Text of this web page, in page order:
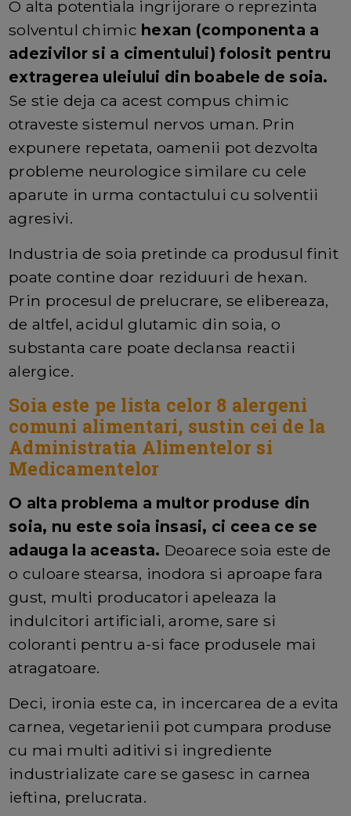
O alta potentiala ingrijorare o reprezinta
solventul chimic hexan (componenta a
adezivilor si a cimentului) folosit pentru
extragerea uleiului din boabele de soia.
Se stie deja ca acest compus chimic
otraveste sistemul nervos uman. Prin
expunere repetata, oamenii pot dezvolta
probleme neurologice similare cu cele
aparute in urma contactului cu solventii
agresivi.
Industria de soia pretinde ca produsul finit
poate contine doar reziduuri de hexan.
Prin procesul de prelucrare, se elibereaza,
de altfel, acidul glutamic din soia, o
substanta care poate declansa reactii
alergice.
Soia este pe lista celor 8 alergeni
comuni alimentari, sustin cei de la
Administratia Alimentelor si
Medicamentelor
O alta problema a multor produse din
soia, nu este soia insasi, ci ceea ce se
adauga la aceasta. Deoarece soia este de
o culoare stearsa, inodora si aproape fara
gust, multi producatori apeleaza la
indulcitori artificiali, arome, sare si
coloranti pentru a-si face produsele mai
atragatoare.
Deci, ironia este ca, in incercarea de a evita
carnea, vegetarienii pot cumpara produse
cu mai multi aditivi si ingrediente
industrializate care se gasesc in carnea
ieftina, prelucrata.